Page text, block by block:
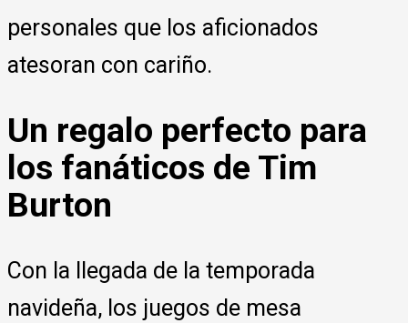
personales que los aficionados
atesoran con cariño.
Un regalo perfecto para
los fanáticos de Tim
Burton
Con la llegada de la temporada
navideña, los juegos de mesa